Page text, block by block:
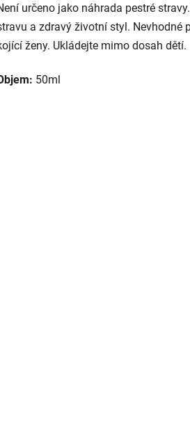
určeno jako náhrada pestré
a zdravý životní styl. Nevhodné
ženy. Ukládejte mimo dosah dětí.
50ml